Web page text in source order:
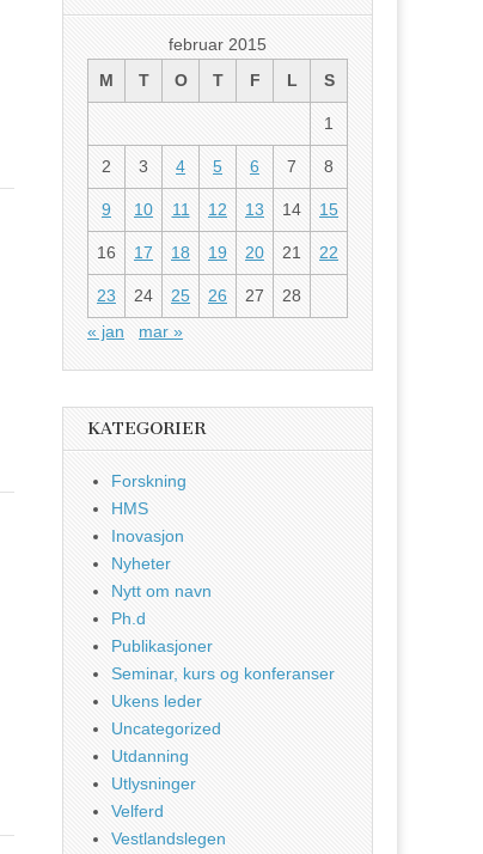
februar 2015
M
T O T F L S
1
2 3 4 5 6 7 8
9 10 11 12 13 14 15
16 17 18 19 20 21 22
23 24 25 26 27
28
« jan
mar »
KATEGORIER
Forskning
HMS
Inovasjon
Nyheter
Nytt om navn
Ph.d
Publikasjoner
Seminar, kurs og konferanser
Ukens leder
Uncategorized
Utdanning
Utlysninger
Velferd
Vestlandslegen